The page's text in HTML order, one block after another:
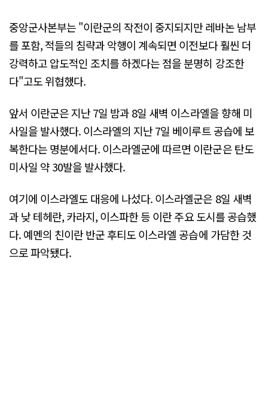
중앙군사본부는 "이란군의 작전이 중지되지만 레바논 남부
를 포함, 적들의 침략과 악행이 계속되면 이전보다 훨씬 더
강력하고 압도적인 조치를 하겠다는 점을 분명히 강조한
다"고도 위협했다.
앞서 이란군은 지난 7일 밤과 8일 새벽 이스라엘을 향해 미
사일을 발사했다. 이스라엘의 지난 7일 베이루트 공습에 보
복한다는 명분에서다. 이스라엘군에 따르면 이란군은 탄도
미사일 약 30발을 발사했다.
여기에 이스라엘도 대응에 나섰다. 이스라엘군은 8일 새벽
과 낮 테헤란, 카라지, 이스파한 등 이란 주요 도시를 공습했
다. 예멘의 친이란 반군 후티도 이스라엘 공습에 가담한 것
으로 파악됐다.